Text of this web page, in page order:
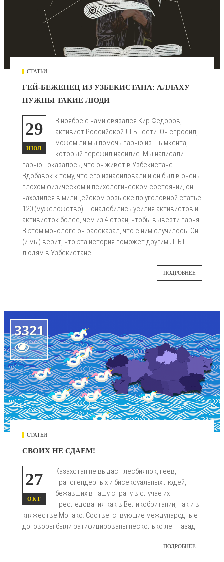
СТАТЬИ
ГЕЙ-БЕЖЕНЕЦ ИЗ УЗБЕКИСТАНА: АЛЛАХУ
НУЖНЫ ТАКИЕ ЛЮДИ
29
ИЮЛ
В ноябре с нами связался Кир Федоров,
активист Российской ЛГБТ-сети. Он спросил,
можем ли мы помочь парню из Шымкента,
который пережил насилие. Мы написали
парню - оказалось, что он живет в Узбекистане.
Вдобавок к тому, что его изнасиловали и он был в очень
плохом физическом и психологическом состоянии, он
находился в милицейском розыске по уголовной статье
120 (мужеложство). Понадобились усилия активистов и
активисток более, чем из 4 стран, чтобы вывезти парня.
В этом монологе он рассказал, что с ним случилось. Он
(и мы) верит, что эта история поможет другим ЛГБТ-
людям в Узбекистане.
ПОДРОБНЕЕ
3321

СТАТЬИ
СВОИХ НЕ СДАЕМ!
27
ОКТ
Казахстан не выдаст лесбиянок, геев,
трансгендерных и бисексуальных людей,
бежавших в нашу страну в случае их
преследования как в Великобритании, так и в
княжестве Монако. Соответствующие международные
договоры были ратифицированы несколько лет назад.
ПОДРОБНЕЕ